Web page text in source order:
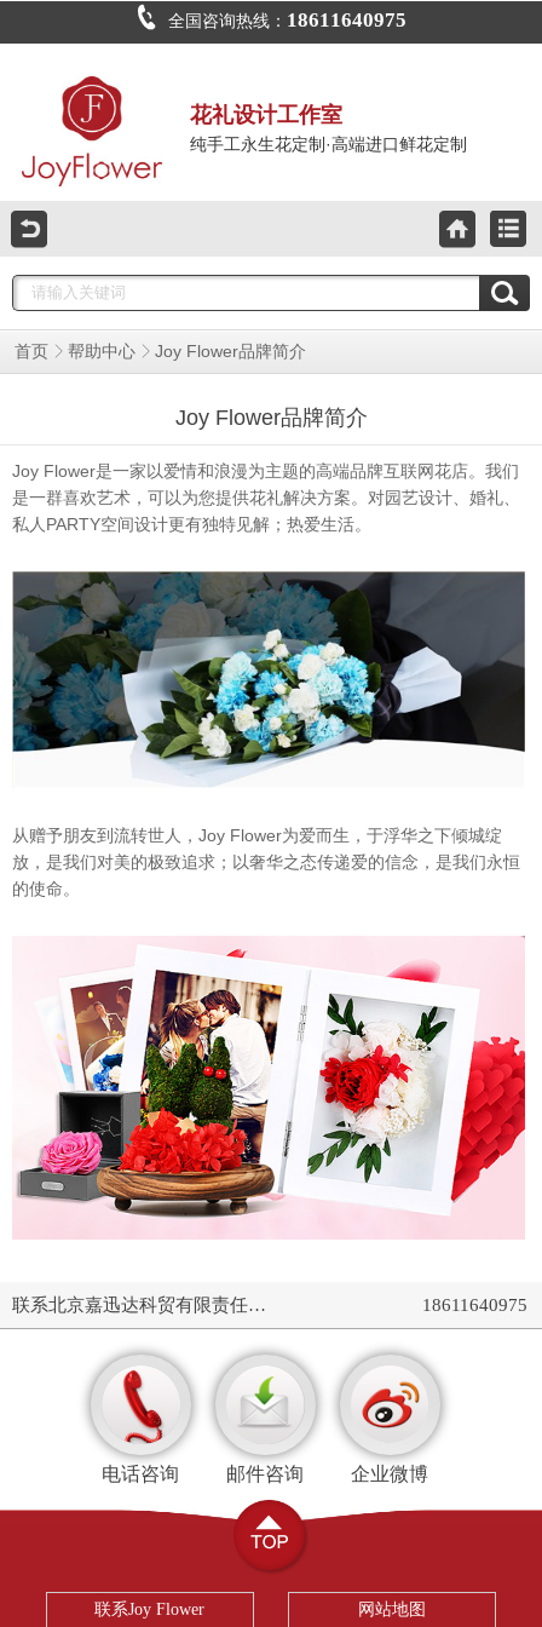
全国咨询热线： 18611640975
花礼设计工作室
纯手工永生花定制·高端进口鲜花定制
首页 帮助中心 Joy Flower品牌简介
Joy Flower品牌简介
Joy Flower是一家以爱情和浪漫为主题的高端品牌互联网花店。我们
是一群喜欢艺术，可以为您提供花礼解决方案。对园艺设计、婚礼、
私人PARTY空间设计更有独特见解；热爱生活。
从赠予朋友到流转世人，Joy Flower为爱而生，于浮华之下倾城绽
放，是我们对美的极致追求；以奢华之态传递爱的信念，是我们永恒
的使命。
联系北京嘉迅达科贸有限责任公司 18611640975
电话咨询 邮件咨询 企业微博
联系Joy Flower 网站地图